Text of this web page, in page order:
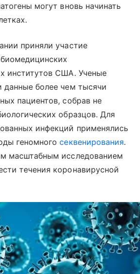
могут вновь начинать
приняли участие
институтов США. Ученые
данные более чем тысячи
пациентов, собрав не
образцов. Для
инфекций применялись
геномногосеквенирования.
масштабным исследованием
течения коронавирусной